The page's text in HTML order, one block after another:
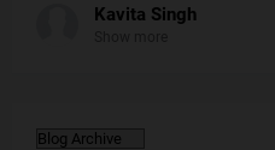
Kavita Singh